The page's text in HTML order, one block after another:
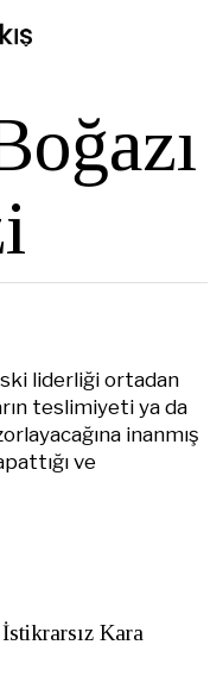
liderliği ortadan
teslimiyeti ya da
inanmış
ve
Kara